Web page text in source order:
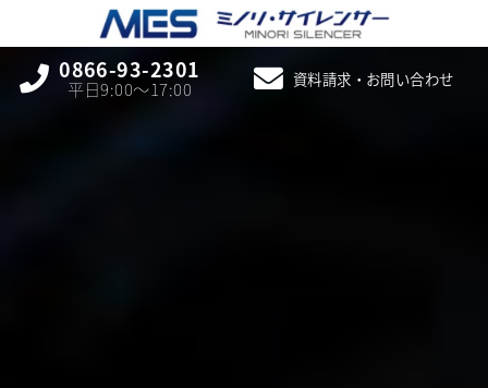
0866-93-2301
平日9:00〜17:00 資料請求・お問い合わせ